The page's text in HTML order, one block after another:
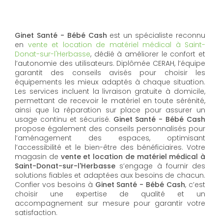
Ginet Santé - Bébé Cash est un spécialiste reconnu
en vente et location de matériel médical à Saint-
Donat-sur-l'Herbasse, dédié à améliorer le confort et
l’autonomie des utilisateurs. Diplômée CERAH, l’équipe
garantit des conseils avisés pour choisir les
équipements les mieux adaptés à chaque situation.
Les services incluent la livraison gratuite à domicile,
permettant de recevoir le matériel en toute sérénité,
ainsi que la réparation sur place pour assurer un
usage continu et sécurisé. Ginet Santé - Bébé Cash
propose également des conseils personnalisés pour
l’aménagement des espaces, optimisant
l’accessibilité et le bien-être des bénéficiaires. Votre
magasin de vente et location de matériel médical à
Saint-Donat-sur-l'Herbasse s’engage à fournir des
solutions fiables et adaptées aux besoins de chacun.
Confier vos besoins à Ginet Santé - Bébé Cash, c’est
choisir une expertise de qualité et un
accompagnement sur mesure pour garantir votre
satisfaction.